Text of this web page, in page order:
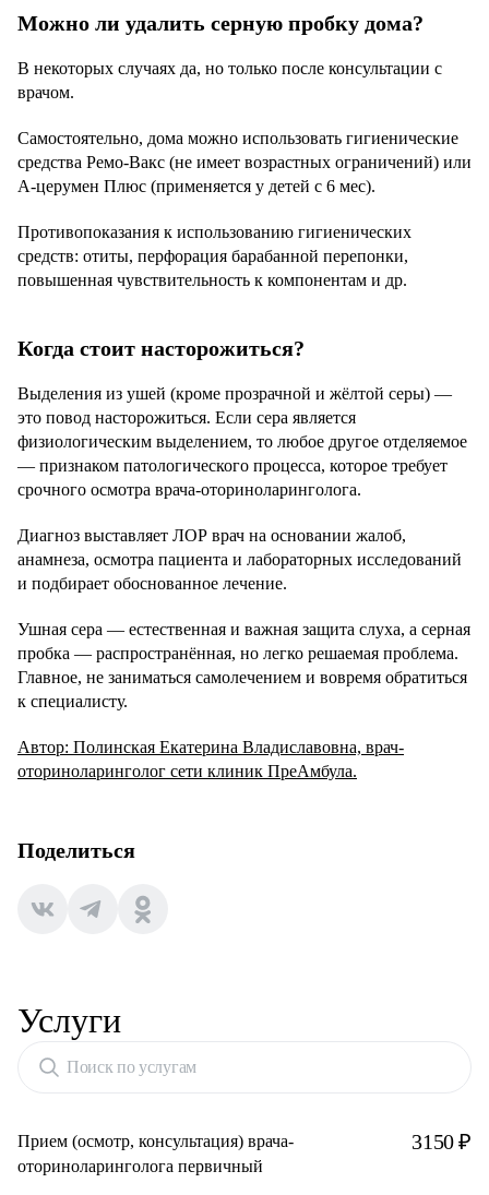
Можно ли удалить серную пробку дома?
В некоторых случаях да, но только после консультации с
врачом.
Самостоятельно, дома можно использовать гигиенические
средства Ремо-Вакс (не имеет возрастных ограничений) или
А-церумен Плюс (применяется у детей с 6 мес).
Противопоказания к использованию гигиенических
средств: отиты, перфорация барабанной перепонки,
повышенная чувствительность к компонентам и др.
Когда стоит насторожиться?
Выделения из ушей (кроме прозрачной и жёлтой серы) —
это повод насторожиться. Если сера является
физиологическим выделением, то любое другое отделяемое
— признаком патологического процесса, которое требует
срочного осмотра врача-оториноларинголога.
Диагноз выставляет ЛОР врач на основании жалоб,
анамнеза, осмотра пациента и лабораторных исследований
и подбирает обоснованное лечение.
Ушная сера — естественная и важная защита слуха, а серная
пробка — распространённая, но легко решаемая проблема.
Главное, не заниматься самолечением и вовремя обратиться
к специалисту.
Автор: Полинская Екатерина Владиславовна, врач-
оториноларинголог сети клиник ПреАмбула.
Поделиться
Услуги
Поиск по услугам
Прием (осмотр, консультация) врача-
оториноларинголога первичный
3150 ₽